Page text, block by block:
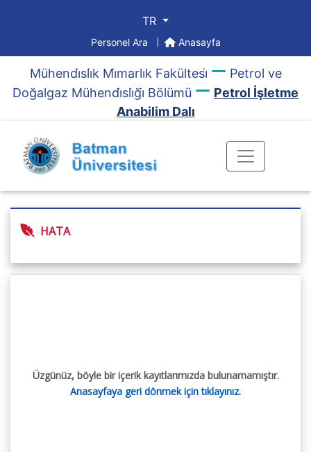
TR
Personel Ara Anasayfa
Mühendi̇sli̇k Mi̇marlık Fakültesi̇
Petrol ve
Doğalgaz Mühendi̇sli̇ği̇ Bölümü
Petrol İşletme
Anabilim Dalı
HATA
Üzgünüz, böyle bir içerik kayıtlarımızda bulunamamıştır.
Anasayfaya geri dönmek için tıklayınız.